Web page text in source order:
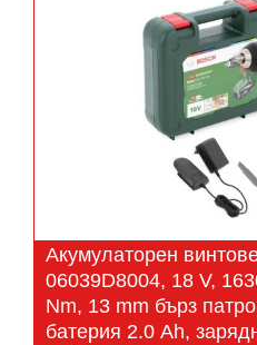
Акумулаторен
06039D8004, 18 V,
Nm, 13 mm бърз
батерия 2.0 Ah,